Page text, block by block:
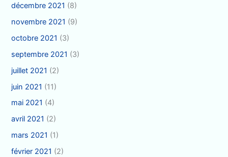
décembre 2021 (8)
novembre 2021 (9)
octobre 2021 (3)
septembre 2021 (3)
juillet 2021 (2)
juin 2021 (11)
mai 2021 (4)
avril 2021 (2)
mars 2021 (1)
février 2021 (2)